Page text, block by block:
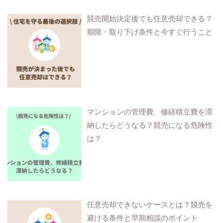
競売開始決定後でも任意売却できる？
期限・取り下げ条件と今すぐ行うこと
マンションの管理費、修繕積立費を滞
納したらどうなる？競売になる危険性
は？
任意売却できないケースとは？競売を
避ける条件と早期相談のポイント